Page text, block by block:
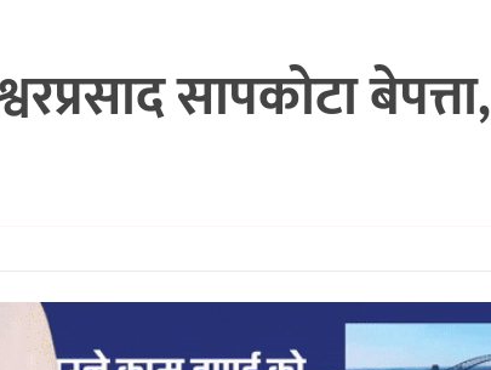
सापकोटा बेपत्ता,